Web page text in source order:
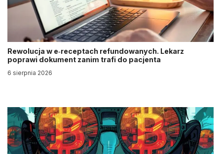
Rewolucja w e‑receptach refundowanych. Lekarz
poprawi dokument zanim trafi do pacjenta
6 sierpnia 2026